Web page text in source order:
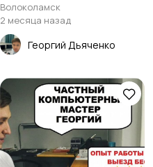
Волоколамск
2 месяца назад
Георгий Дьяченко